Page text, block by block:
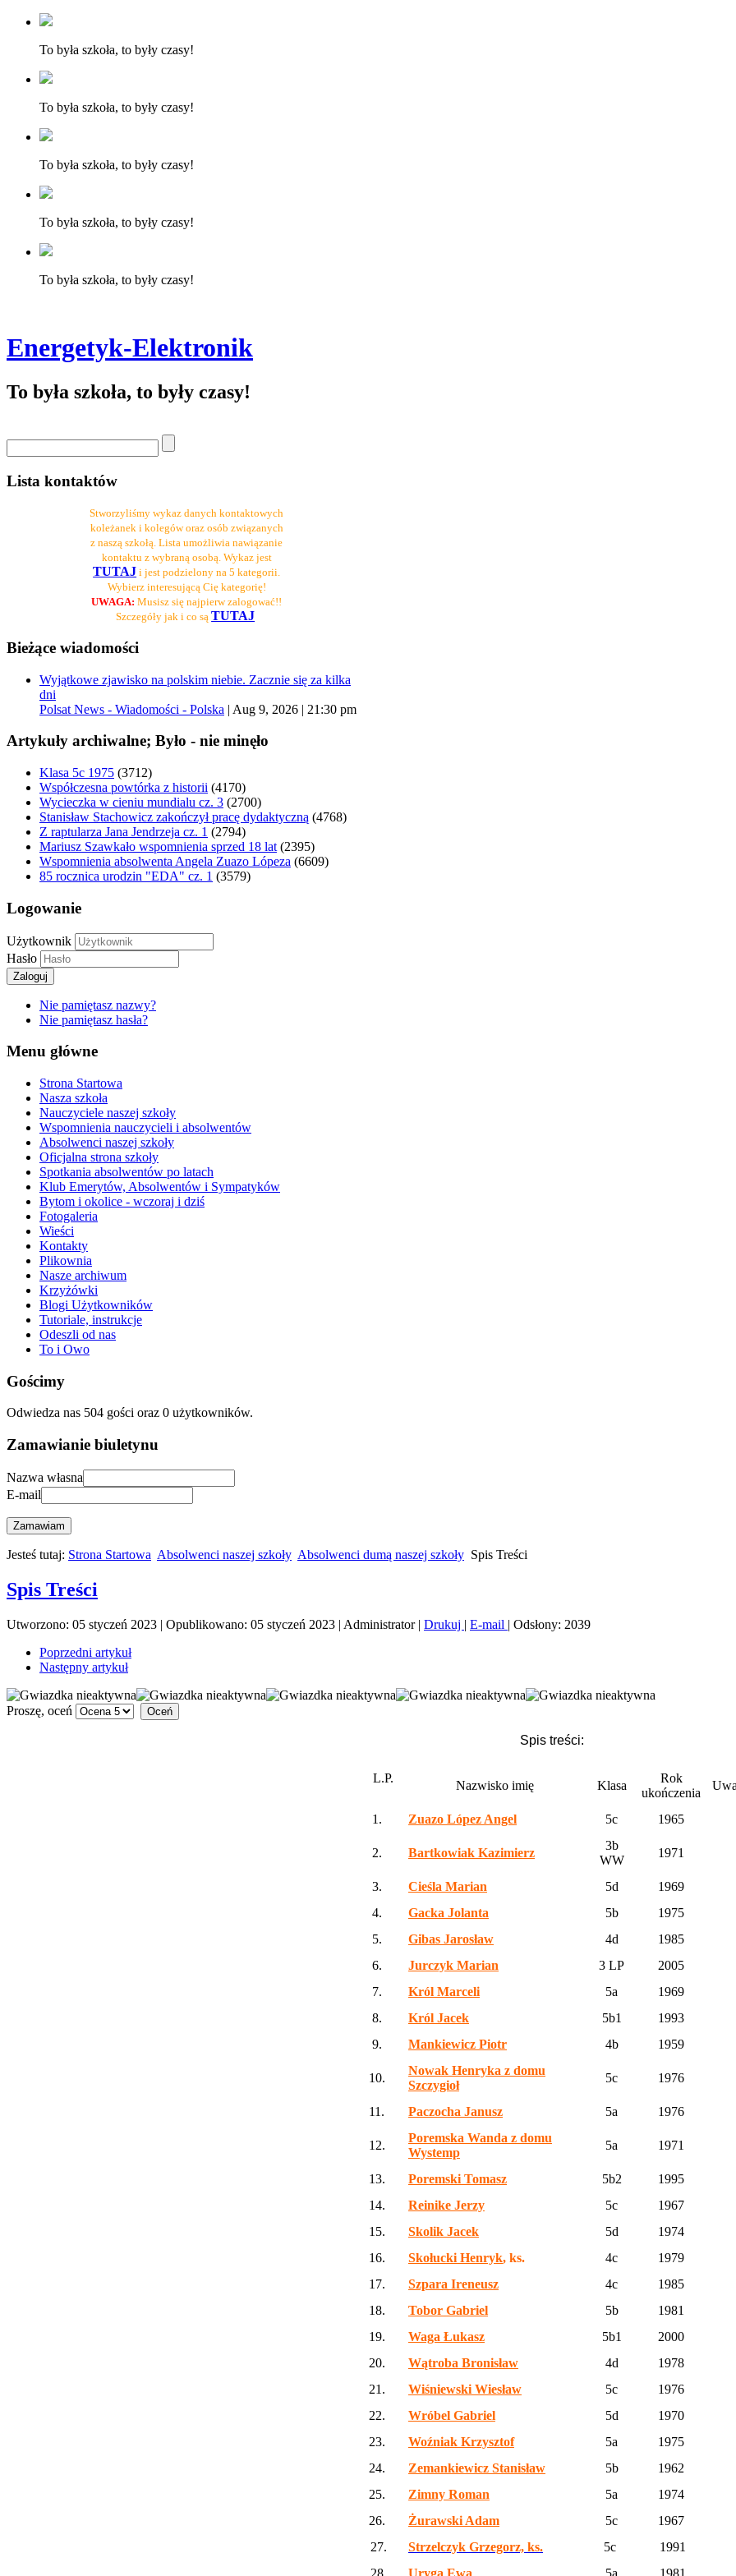
To była szkoła, to były czasy!
To była szkoła, to były czasy!
To była szkoła, to były czasy!
To była szkoła, to były czasy!
To była szkoła, to były czasy!
Energetyk-Elektronik
To była szkoła, to były czasy!
Lista kontaktów
Stworzyliśmy wykaz danych kontaktowych
koleżanek i kolegów oraz osób związanych
z naszą szkołą. Lista umożliwia nawiązanie
kontaktu z wybraną osobą. Wykaz jest
TUTAJ i jest podzielony na 5 kategorii.
Wybierz interesującą Cię kategorię!
UWAGA: Musisz się najpierw zalogować!!
Szczegóły jak i co sąTUTAJ
Bieżące wiadomości
Wyjątkowe zjawisko na polskim niebie. Zacznie się za kilka
dni
Polsat News - Wiadomości - Polska | Aug 9, 2026 | 21:30 pm
Artykuły archiwalne; Było - nie minęło
Klasa 5c 1975 (3712)
Współczesna powtórka z historii (4170)
Wycieczka w cieniu mundialu cz. 3 (2700)
Stanisław Stachowicz zakończył pracę dydaktyczną (4768)
Z raptularza Jana Jendrzeja cz. 1 (2794)
Mariusz Szawkało wspomnienia sprzed 18 lat (2395)
Wspomnienia absolwenta Angela Zuazo Lópeza (6609)
85 rocznica urodzin "EDA" cz. 1 (3579)
Logowanie
Użytkownik
Hasło
Zaloguj
Nie pamiętasz nazwy?
Nie pamiętasz hasła?
Menu główne
Strona Startowa
Nasza szkoła
Nauczyciele naszej szkoły
Wspomnienia nauczycieli i absolwentów
Absolwenci naszej szkoły
Oficjalna strona szkoły
Spotkania absolwentów po latach
Klub Emerytów, Absolwentów i Sympatyków
Bytom i okolice - wczoraj i dziś
Fotogaleria
Wieści
Kontakty
Plikownia
Nasze archiwum
Krzyżówki
Blogi Użytkowników
Tutoriale, instrukcje
Odeszli od nas
To i Owo
Gościmy
Odwiedza nas 504 gości oraz 0 użytkowników.
Zamawianie biuletynu
Nazwa własna
E-mail
Zamawiam
Jesteś tutaj: Strona Startowa Absolwenci naszej szkoły Absolwenci dumą naszej szkoły Spis Treści
Spis Treści
Utworzono: 05 styczeń 2023 | Opublikowano: 05 styczeń 2023 | Administrator| Drukuj | E-mail | Odsłony: 2039
Poprzedni artykuł
Następny artykuł
Proszę, oceń
Spis treści:
L.P.
Nazwisko imię Klasa
Rok
ukończenia
1. Zuazo López Angel 5c 1965
2. Bartkowiak Kazimierz
3b
WW
1971
3. Cieśla Marian 5d
1969
4.
Gacka Jolanta 5b
1975
5.
Gibas Jarosław 4d
1985
6.
Jurczyk Marian 3 LP
2005
7.
Król Marceli 5a
1969
8.
Król Jacek 5b1
1993
9.
Mankiewicz Piotr 4b 1959
10.
Nowak Henryka z domu
Szczygioł
5c 1976
11. Paczocha Janusz 5a 1976
12.
Poremska Wanda z domu
Wystemp
5a 1971
13. Poremski Tomasz 5b2
1995
14.
Reinike Jerzy 5c
1967
15.
Skolik Jacek 5d
1974
16.
Skołucki Henryk, ks. 4c
1979
17.
Szpara Ireneusz 4c
1985
18.
Tobor Gabriel 5b
1981
19.
Waga Łukasz 5b1
2000
20.
Wątroba Bronisław 4d
1978
21.
Wiśniewski Wiesław 5c
1976
22.
Wróbel Gabriel 5d
1970
23.
Woźniak Krzysztof 5a
1975
24.
Zemankiewicz Stanisław 5b
1962
25.
Zimny Roman 5a
1974
26.
Żurawski Adam 5c
1967
27.
Strzelczyk Grzegorz, ks. 5c
1991
28.
Uryga Ewa 5a 1981